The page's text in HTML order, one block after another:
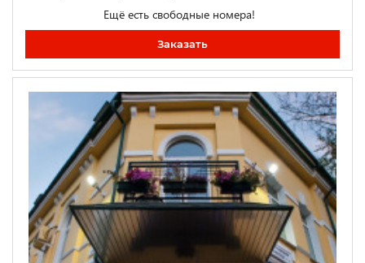
Ещё есть свободные номера!
Заказать